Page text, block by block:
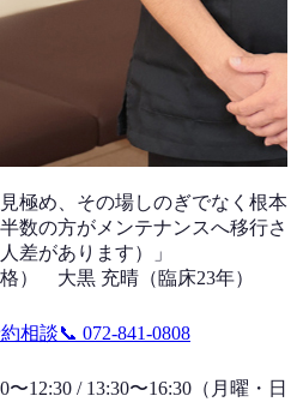
極め、その場しのぎでなく根本
数の方がメンテナンスへ移行さ
差があります）」
）
大黒 充晴 （臨床23年）
相談📞 072-841-0808
12:30 / 13:30〜16:30 （ 月曜・日